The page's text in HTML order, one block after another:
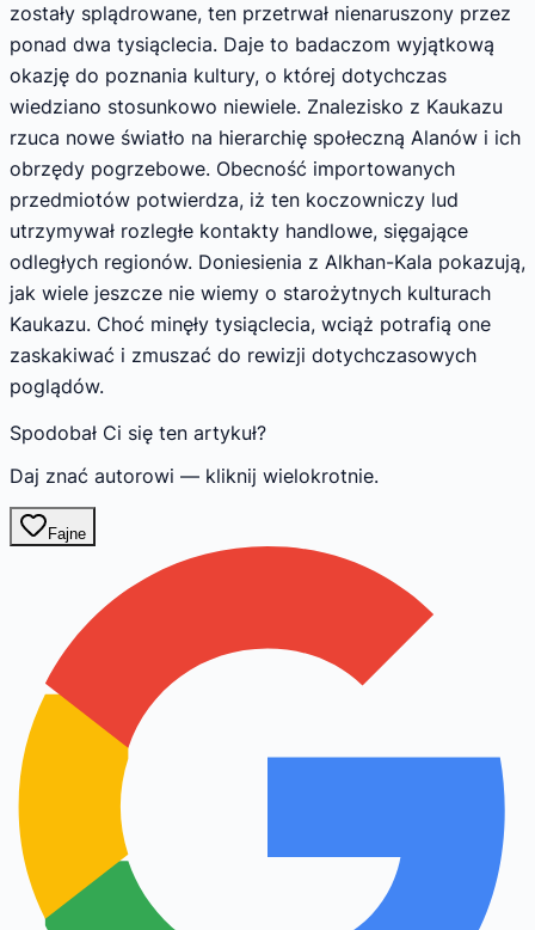
zostały splądrowane, ten przetrwał nienaruszony przez
ponad dwa tysiąclecia. Daje to badaczom wyjątkową
okazję do poznania kultury, o której dotychczas
wiedziano stosunkowo niewiele. Znalezisko z Kaukazu
rzuca nowe światło na hierarchię społeczną Alanów i ich
obrzędy pogrzebowe. Obecność importowanych
przedmiotów potwierdza, iż ten koczowniczy lud
utrzymywał rozległe kontakty handlowe, sięgające
odległych regionów. Doniesienia z Alkhan-Kala pokazują,
jak wiele jeszcze nie wiemy o starożytnych kulturach
Kaukazu. Choć minęły tysiąclecia, wciąż potrafią one
zaskakiwać i zmuszać do rewizji dotychczasowych
poglądów.
Spodobał Ci się ten artykuł?
Daj znać autorowi — kliknij wielokrotnie.
Fajne